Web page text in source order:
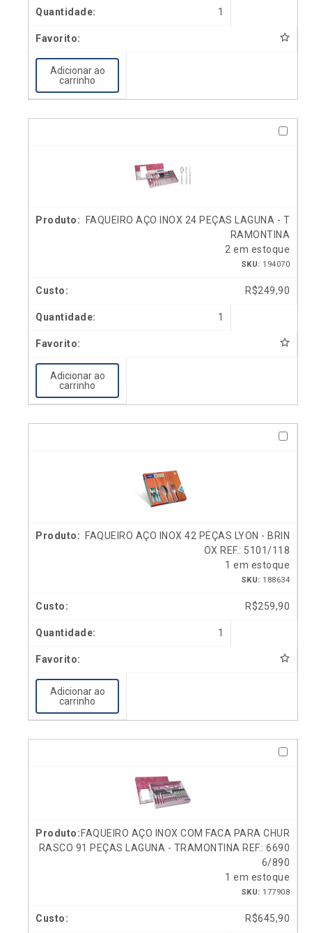
1
Adicionar ao
carrinho
FAQUEIRO AÇO INOX 24 PEÇAS LAGUNA - T
RAMONTINA
2 em estoque
SKU: 194070
R$249,90
1
Adicionar ao
carrinho
FAQUEIRO AÇO INOX 42 PEÇAS LYON - BRIN
OX REF.: 5101/118
1 em estoque
SKU: 188634
R$259,90
1
Adicionar ao
carrinho
FAQUEIRO AÇO INOX COM FACA PARA CHUR
RASCO 91 PEÇAS LAGUNA - TRAMONTINA REF.: 6690
6/890
1 em estoque
SKU: 177908
R$645,90